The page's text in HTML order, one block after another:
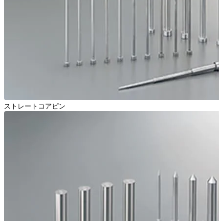
ストレートコアピン